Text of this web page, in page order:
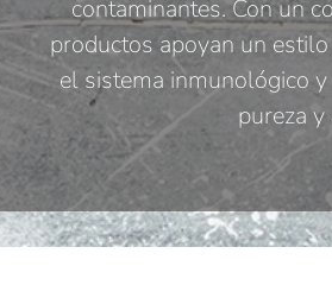
contaminantes. Con un
productos apoyan un
el sistema inmunológico
pureza y